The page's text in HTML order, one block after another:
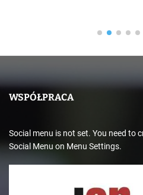
WSPÓŁPRACA
Social menu is not set. You need to
Social Menu on Menu Settings.